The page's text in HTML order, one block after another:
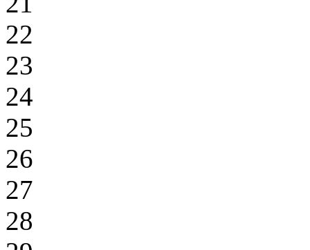
22
23
24
25
26
27
28